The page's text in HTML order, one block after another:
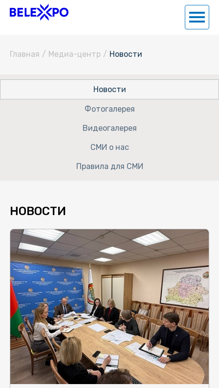
Главная / Медиа-центр / Новости
Новости
Фотогалерея
Видеогалерея
СМИ о нас
Правила для СМИ
НОВОСТИ